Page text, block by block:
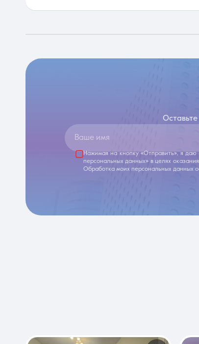
Ваше имя
Нажимая на кнопку «Отправить», я
персональных данных» в целях
Обработка моих персональных данных